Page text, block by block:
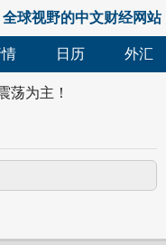
全球视野的中文财经网站
日历 外汇
荡为主！